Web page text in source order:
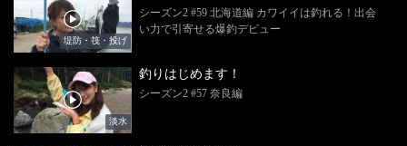
堤防・筏・投げ
シーズン2 #59 北海道編 カワイイは釣れる！出会
い力で引寄せる爆釣デビュー
淡水
釣りはじめます！
シーズン2 #57 奈良編